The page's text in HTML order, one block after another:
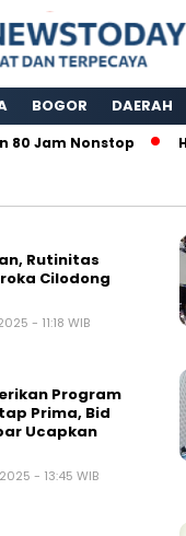
BOGOR DAERAH
Jam Nonstop Hari
Rutinitas
Cilodong
- 11:18 WIB
Program
Prima, Bid
Ucapkan
- 13:45 WIB